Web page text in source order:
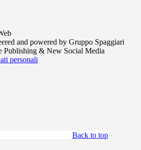
and powered by Gruppo Spaggiari
Publishing & New Social Media
personali
Back to top